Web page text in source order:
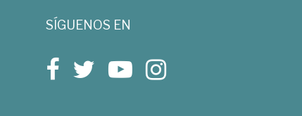
SÍGUENOS EN